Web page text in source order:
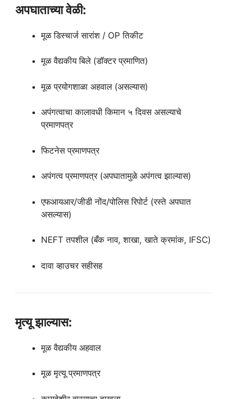
अपघाताच्या वेळी:
मूळ डिस्चार्ज सारांश / OP तिकीट
मूळ वैद्यकीय बिले (डॉक्टर प्रमाणित)
मूळ प्रयोगशाळा अहवाल (असल्यास)
अपंगत्वाचा कालावधी किमान ५ दिवस असल्याचे
प्रमाणपत्र
फिटनेस प्रमाणपत्र
अपंगत्व प्रमाणपत्र (अपघातामुळे अपंगत्व झाल्यास)
एफआयआर/जीडी नोंद/पोलिस रिपोर्ट (रस्ते अपघात
असल्यास)
NEFT तपशील (बँक नाव, शाखा, खाते क्रमांक, IFSC)
दावा व्हाउचर सहीसह
मृत्यू झाल्यास:
मूळ वैद्यकीय अहवाल
मूळ मृत्यू प्रमाणपत्र